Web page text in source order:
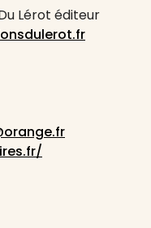
Lérot éditeur